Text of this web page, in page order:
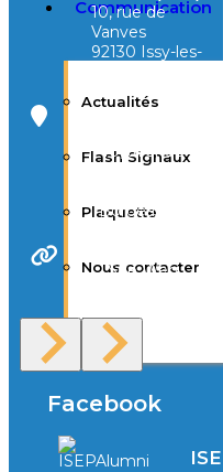
Communication
Actualités
Flash Signaux
Plaquette
Nous contacter
F.A.Q
10, rue de
Vanves
92130 Issy-les-
40, avenue
d’Eysines
Bordeaux
Site Web
Facebook